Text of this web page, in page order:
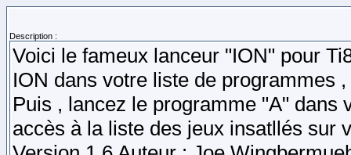
Description :
Voici le fameux lanceur "ION" pour
ION dans votre liste de programmes
Puis , lancez le programme "A" dans
accès à la liste des jeux insatllés sur